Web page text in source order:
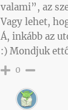
valami”, az
Vagy lehet,
Á, inkább az
:) Mondjuk
0